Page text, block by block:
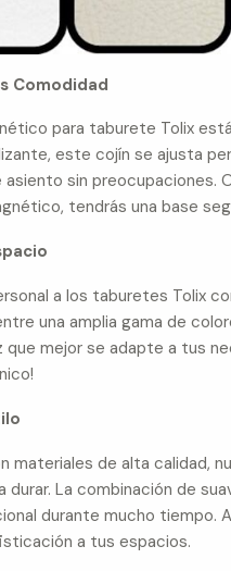
Comodidad
para taburete Tolix
este cojín se ajusta
asiento sin preocupaciones.
tendrás una base
a los taburetes Tolix
una amplia gama de
mejor se adapte a tus
materiales de alta calidad,
durar. La combinación de
durante mucho tiempo.
a tus espacios.